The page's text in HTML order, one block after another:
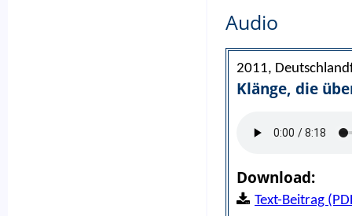
Audio
2011,
Klänge, die
Download:
Text-Beitrag